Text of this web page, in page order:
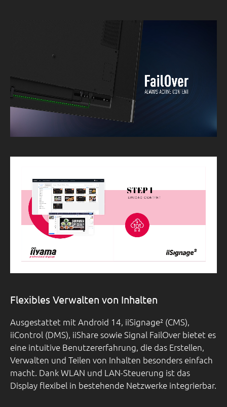
Flexibles Verwalten von Inhalten
Ausgestattet mit Android 14, iiSignage² (CMS),
iiControl (DMS), iiShare sowie Signal FailOver bietet es
eine intuitive Benutzererfahrung, die das Erstellen,
Verwalten und Teilen von Inhalten besonders einfach
macht. Dank WLAN und LAN-Steuerung ist das
Display flexibel in bestehende Netzwerke integrierbar.